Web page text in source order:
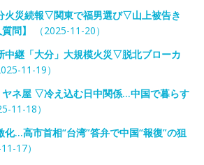
火災続報▽関東で福男選び▽山上被告き
問】
（2025-11-20）
中継「大分」大規模火災▽脱北ブローカ
11-19）
ネ屋 ▽冷え込む日中関係…中国で暮らす
11-18）
化…高市首相“台湾”答弁で中国“報復”の狙
17）